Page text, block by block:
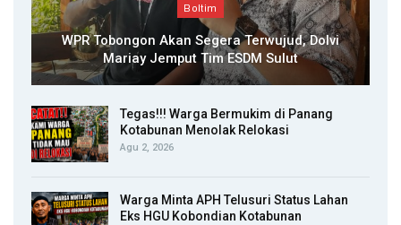
Boltim
WPR Tobongon Akan Segera Terwujud, Dolvi
Mariay Jemput Tim ESDM Sulut
Tegas!!! Warga Bermukim di Panang
Kotabunan Menolak Relokasi
Agu 2, 2026
Warga Minta APH Telusuri Status Lahan
Eks HGU Kobondian Kotabunan